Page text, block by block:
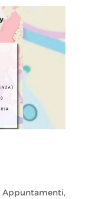
Appuntamenti,